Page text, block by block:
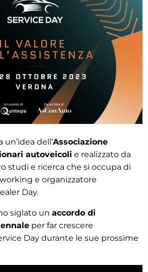
dell’Associazione
autoveicoli e realizzato da
studi e ricerca che si occupa di
e organizzatore
Day.
siglato un accordo di
per far crescere
Day durante le sue prossime